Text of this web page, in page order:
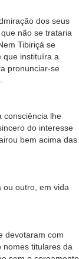
dos seus
não se trataria
Tibiriçá se
que instituíra a
pronunciar-se
lhe
do interesse
bem acima das
outro, em vida
com
titulares da